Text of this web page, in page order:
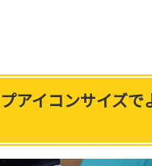
アイコンサイズで